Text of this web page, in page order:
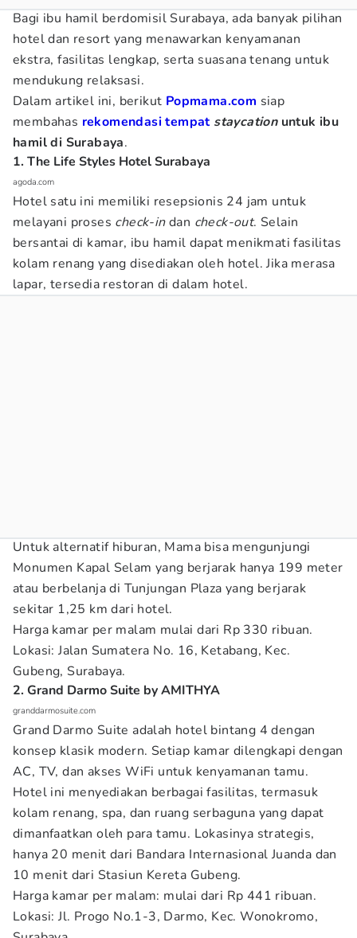
Bagi ibu hamil berdomisil Surabaya, ada banyak pilihan
hotel dan resort yang menawarkan kenyamanan
ekstra, fasilitas lengkap, serta suasana tenang untuk
mendukung relaksasi.
Dalam artikel ini, berikut Popmama.com siap
membahas rekomendasi tempat staycationuntuk ibu
hamil di Surabaya.
1. The Life Styles Hotel Surabaya
agoda.com
Hotel satu ini memiliki resepsionis 24 jam untuk
melayani proses check-indan check-out. Selain
bersantai di kamar, ibu hamil dapat menikmati fasilitas
kolam renang yang disediakan oleh hotel. Jika merasa
lapar, tersedia restoran di dalam hotel.
Untuk alternatif hiburan, Mama bisa mengunjungi
Monumen Kapal Selam yang berjarak hanya 199 meter
atau berbelanja di Tunjungan Plaza yang berjarak
sekitar 1,25 km dari hotel.
Harga kamar per malam mulai dari Rp 330 ribuan.
Lokasi: Jalan Sumatera No. 16, Ketabang, Kec.
Gubeng, Surabaya.
2. Grand Darmo Suite by AMITHYA
granddarmosuite.com
Grand Darmo Suite adalah hotel bintang 4 dengan
konsep klasik modern. Setiap kamar dilengkapi dengan
AC, TV, dan akses WiFi untuk kenyamanan tamu.
Hotel ini menyediakan berbagai fasilitas, termasuk
kolam renang, spa, dan ruang serbaguna yang dapat
dimanfaatkan oleh para tamu. Lokasinya strategis,
hanya 20 menit dari Bandara Internasional Juanda dan
10 menit dari Stasiun Kereta Gubeng.
Harga kamar per malam: mulai dari Rp 441 ribuan.
Lokasi: Jl. Progo No.1-3, Darmo, Kec. Wonokromo,